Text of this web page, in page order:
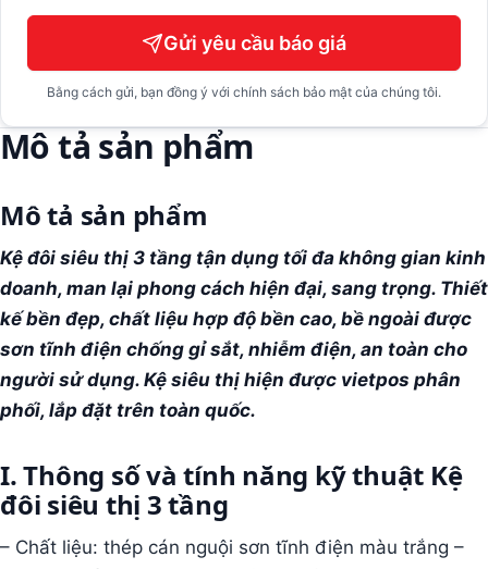
Gửi yêu cầu báo giá
Bằng cách gửi, bạn đồng ý với chính sách bảo mật của chúng tôi.
Mô tả sản phẩm
Mô tả sản phẩm
Kệ đôi siêu thị 3 tầng tận dụng tối đa không gian kinh
doanh, man lại phong cách hiện đại, sang trọng. Thiết
kế bền đẹp, chất liệu hợp độ bền cao, bề ngoài được
sơn tĩnh điện chống gỉ sắt, nhiễm điện, an toàn cho
người sử dụng. Kệ siêu thị hiện được vietpos phân
phối, lắp đặt trên toàn quốc.
I. Thông số và tính năng kỹ thuật Kệ
đôi siêu thị 3 tầng
– Chất liệu: thép cán nguội sơn tĩnh điện màu trắng –